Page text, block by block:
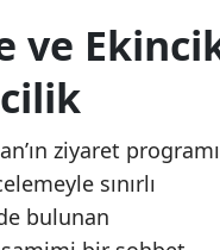
ve
ziyaret programı
sınırlı
bulunan